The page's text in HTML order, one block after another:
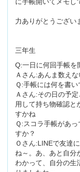
に手帳開いてメモし
～Oさ
力ありがとうござい
三年生
Q:一日に何回手帳を
Ａさん:あんま数え
Ｑ:手帳には何を書い
Ａさん:その日の予
用して持ち物確認と
すかね
Ｑ:スコラ手帳があ
すか？
Ｏさん:LINEで友達
ね～。あ、あと自分
わかって、自分の生